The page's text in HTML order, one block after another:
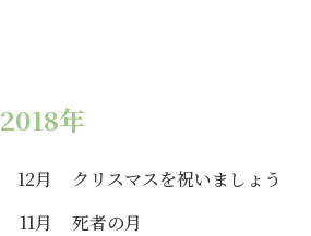
2018年
12月
クリスマスを祝いましょう
11月
死者の月